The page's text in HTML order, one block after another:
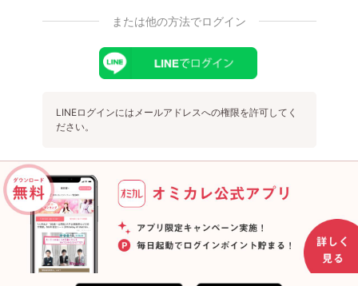
または他の方法でログイン
LINEログインにはメールアドレスへの権限を許可してく
ださい。